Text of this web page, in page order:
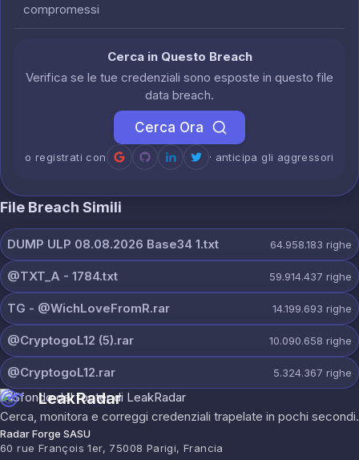
compromessi
Cerca in Questo Breach
Verifica se le tue credenziali sono esposte in questo file
data breach.
Cerca Ora
o registrati con · anticipa gli aggressori
File Breach Simili
DUMP ULP 08.08.2026 Base34 1.txt 64.958.183 righe
@TXT_A - 1784.txt 59.914.437 righe
ТG - @WichLoveFromR.rar 14.199.693 righe
@CryptogoL12 (5).rar 10.090.658 righe
@CryptogoL12.rar 5.324.367 righe
LeakRadar
Cerca, monitora e correggi credenziali trapelate in pochi secondi.
Radar Forge SASU
60 rue François 1er, 75008 Parigi, Francia